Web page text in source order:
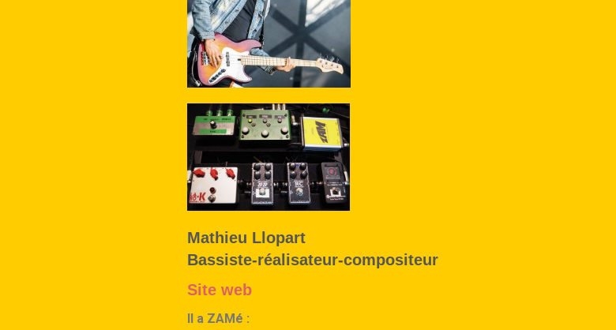
Mathieu Llopart
Bassiste-réalisateur-compositeur
Site web
Il a ZAMé :